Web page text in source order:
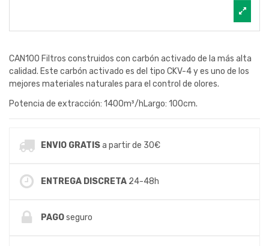
CAN100 Filtros construidos con carbón activado de la más alta
calidad. Este carbón activado es del tipo CKV-4 y es uno de los
mejores materiales naturales para el control de olores.
Potencia de extracción: 1400m³/hLargo: 100cm.
ENVIO GRATISa partir de 30€
ENTREGA DISCRETA 24-48h
PAGOseguro